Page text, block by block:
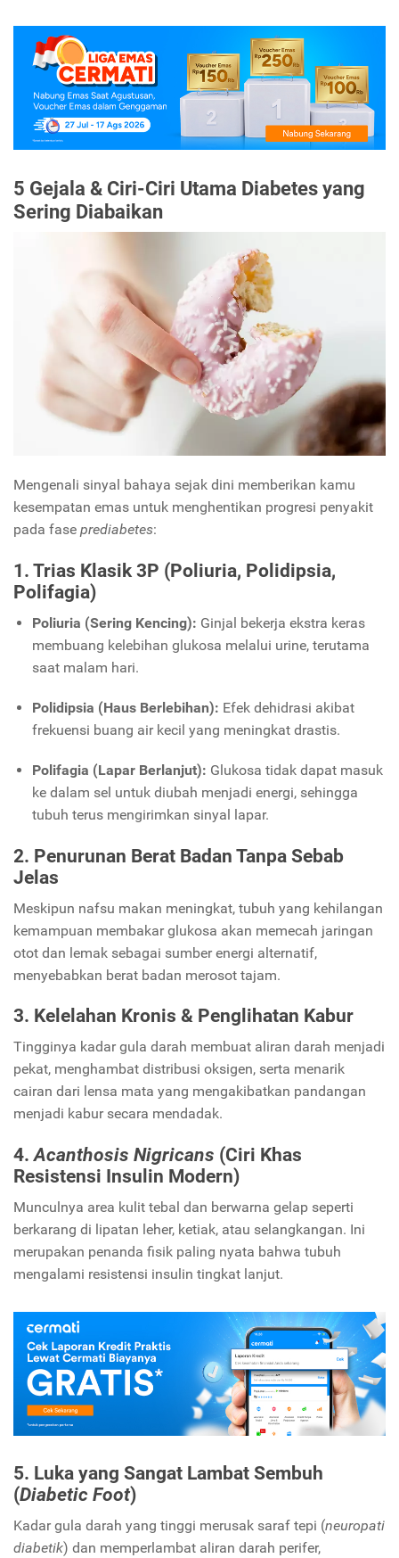
5 Gejala & Ciri-Ciri Utama Diabetes yang
Sering Diabaikan
Mengenali sinyal bahaya sejak dini memberikan kamu
kesempatan emas untuk menghentikan progresi penyakit
pada fase prediabetes:
1. Trias Klasik 3P (Poliuria, Polidipsia,
Polifagia)
Poliuria (Sering Kencing): Ginjal bekerja ekstra keras
membuang kelebihan glukosa melalui urine, terutama
saat malam hari.
Polidipsia (Haus Berlebihan): Efek dehidrasi akibat
frekuensi buang air kecil yang meningkat drastis.
Polifagia (Lapar Berlanjut): Glukosa tidak dapat masuk
ke dalam sel untuk diubah menjadi energi, sehingga
tubuh terus mengirimkan sinyal lapar.
2. Penurunan Berat Badan Tanpa Sebab
Jelas
Meskipun nafsu makan meningkat, tubuh yang kehilangan
kemampuan membakar glukosa akan memecah jaringan
otot dan lemak sebagai sumber energi alternatif,
menyebabkan berat badan merosot tajam.
3. Kelelahan Kronis & Penglihatan Kabur
Tingginya kadar gula darah membuat aliran darah menjadi
pekat, menghambat distribusi oksigen, serta menarik
cairan dari lensa mata yang mengakibatkan pandangan
menjadi kabur secara mendadak.
4.Acanthosis Nigricans (Ciri Khas
Resistensi Insulin Modern)
Munculnya area kulit tebal dan berwarna gelap seperti
berkarang di lipatan leher, ketiak, atau selangkangan. Ini
merupakan penanda fisik paling nyata bahwa tubuh
mengalami resistensi insulin tingkat lanjut.
5. Luka yang Sangat Lambat Sembuh
(Diabetic Foot)
Kadar gula darah yang tinggi merusak saraf tepi (neuropati
diabetik) dan memperlambat aliran darah perifer,